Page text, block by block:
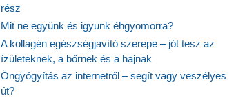
rész
Mit ne együnk és igyunk éhgyomorra?
A kollagén egészségjavító szerepe – jót tesz az
ízületeknek, a bőrnek és a hajnak
Öngyógyítás az internetről – segít vagy veszélyes
út?